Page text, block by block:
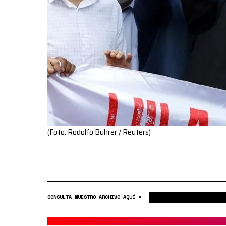
(Foto: Rodolfo Buhrer / Reuters)
CONSULTA NUESTRO ARCHIVO AQUÍ >